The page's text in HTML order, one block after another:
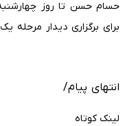
حسام حسن تا روز
برای برگزاری دیدار مرحله
انتهای پیام/
لینک کوتاه